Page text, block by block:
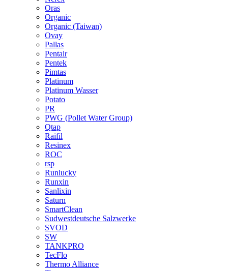
Oras
Organic
Organic (Taiwan)
Ovay
Pallas
Pentair
Pentek
Pimtas
Platinum
Platinum Wasser
Potato
PR
PWG (Pollet Water Group)
Qtap
Raifil
Resinex
ROC
rsp
Runlucky
Runxin
Sanlixin
Saturn
SmartClean
Sudwestdeutsche Salzwerke
SVOD
SW
TANKPRO
TecFlo
Thermo Alliance